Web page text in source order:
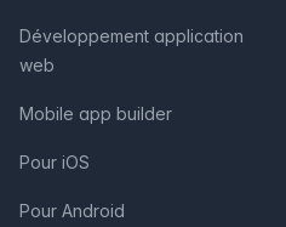
Développement application
web
Mobile app builder
Pour iOS
Pour Android